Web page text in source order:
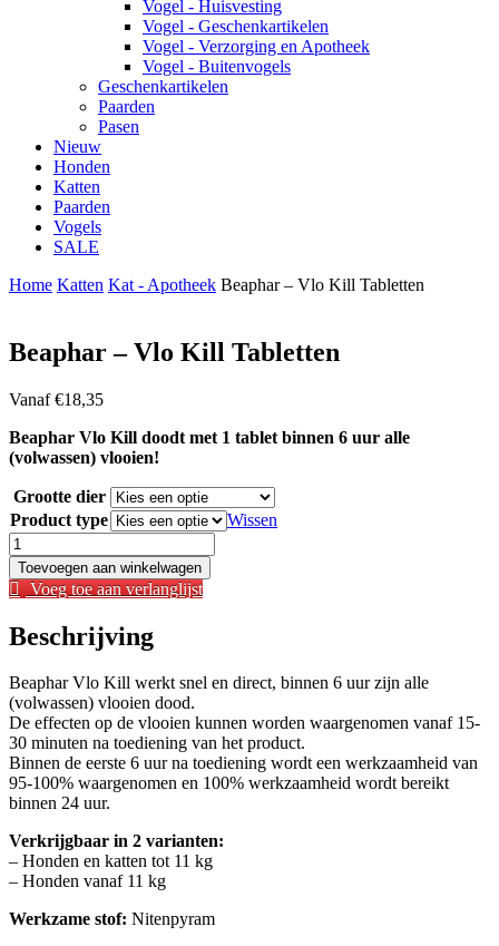
Vogel - Huisvesting
Vogel - Geschenkartikelen
Vogel - Verzorging en Apotheek
Vogel - Buitenvogels
Geschenkartikelen
Paarden
Pasen
Nieuw
Honden
Katten
Paarden
Vogels
SALE
Home Katten Kat - Apotheek Beaphar – Vlo Kill Tabletten
Beaphar – Vlo Kill Tabletten
Vanaf €18,35
Beaphar Vlo Kill doodt met 1 tablet binnen 6 uur alle
(volwassen) vlooien!
Grootte dier
Product type
Wissen
Beaphar
-
Vlo
Kill
aantal
Toevoegen aan winkelwagen
Voeg toe aan verlanglijst
Beschrijving
Beaphar Vlo Kill werkt snel en direct, binnen 6 uur zijn alle
(volwassen) vlooien dood.
De effecten op de vlooien kunnen worden waargenomen vanaf 15-
30 minuten na toediening van het product.
Binnen de eerste 6 uur na toediening wordt een werkzaamheid van
95-100% waargenomen en 100% werkzaamheid wordt bereikt
binnen 24 uur.
Verkrijgbaar in 2 varianten:
– Honden en katten tot 11 kg
– Honden vanaf 11 kg
Werkzame stof: Nitenpyram